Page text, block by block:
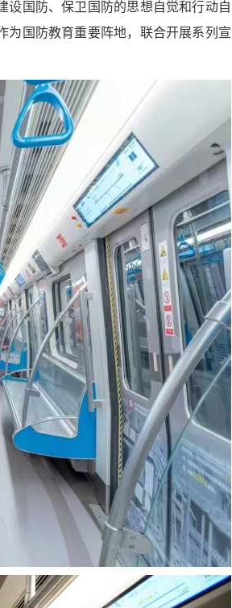
设国防、保卫国防的思想自觉和行动自
为国防教育重要阵地，联合开展系列宣